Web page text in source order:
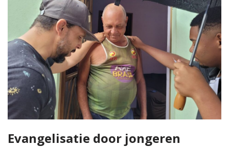
Evangelisatie door jongeren